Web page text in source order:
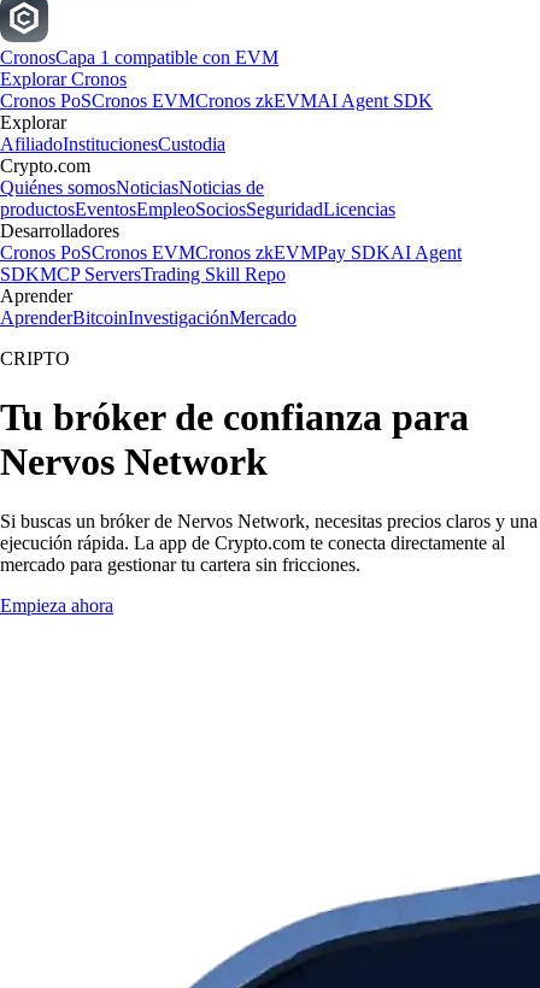
CronosCapa 1 compatible con EVM
Explorar Cronos
Cronos PoSCronos EVMCronos zkEVMAI Agent SDK
Explorar
AfiliadoInstitucionesCustodia
Crypto.com
Quiénes somosNoticiasNoticias de
productosEventosEmpleoSociosSeguridadLicencias
Desarrolladores
Cronos PoSCronos EVMCronos zkEVMPay SDKAI Agent
SDKMCP ServersTrading Skill Repo
Aprender
AprenderBitcoinInvestigaciónMercado
CRIPTO
Tu bróker de confianza para
Nervos Network
Si buscas un bróker de Nervos Network, necesitas precios claros y una
ejecución rápida. La app de Crypto.com te conecta directamente al
mercado para gestionar tu cartera sin fricciones.
Empieza ahora